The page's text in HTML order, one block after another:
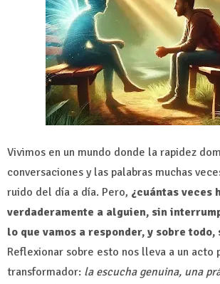
Vivimos en un mundo donde la rapidez
conversaciones y las palabras muchas
ruido del día a día. Pero, ¿cuántas veces
verdaderamente a alguien, sin
lo que vamos a responder, y sobre todo,
Reflexionar sobre esto nos lleva a un acto
transformador: la escucha genuina, una